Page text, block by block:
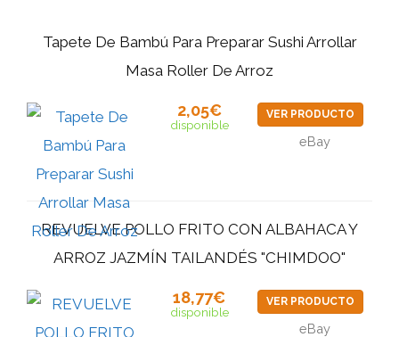
Tapete De Bambú Para Preparar Sushi Arrollar
Masa Roller De Arroz
2,05€
disponible
VER PRODUCTO
eBay
REVUELVE POLLO FRITO CON ALBAHACA Y
ARROZ JAZMÍN TAILANDÉS "CHIMDOO"
18,77€
disponible
VER PRODUCTO
eBay